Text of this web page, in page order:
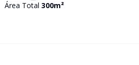
Área Total 300m²